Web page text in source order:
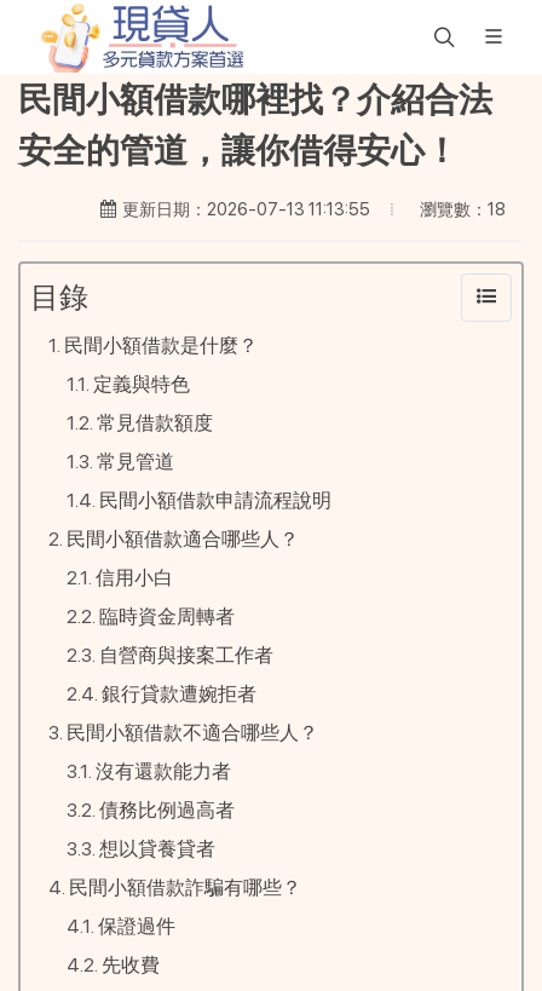
民間小額借款哪裡找？介紹合法
安全的管道，讓你借得安心！
更新日期：2026-07-13 11:13:55 瀏覽數：18
目錄
民間小額借款是什麼？
定義與特色
常見借款額度
常見管道
民間小額借款申請流程說明
民間小額借款適合哪些人？
信用小白
臨時資金周轉者
自營商與接案工作者
銀行貸款遭婉拒者
民間小額借款不適合哪些人？
沒有還款能力者
債務比例過高者
想以貸養貸者
民間小額借款詐騙有哪些？
保證過件
先收費